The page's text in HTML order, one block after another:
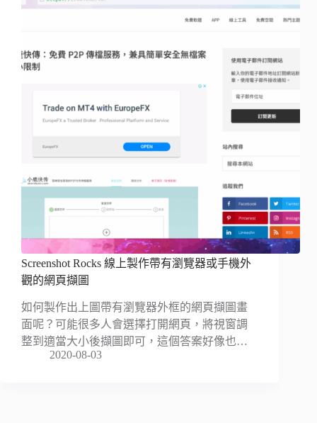
Screenshot Rocks 線上製作帶有瀏覽器或手機外
觀的網頁擷圖
如何製作出上圖帶有瀏覽器外框的網頁擷圖畫
面呢？可能很多人會選擇打開網頁，將視窗調
整到適當大小後擷圖即可，這個答案好像也…
2020-08-03